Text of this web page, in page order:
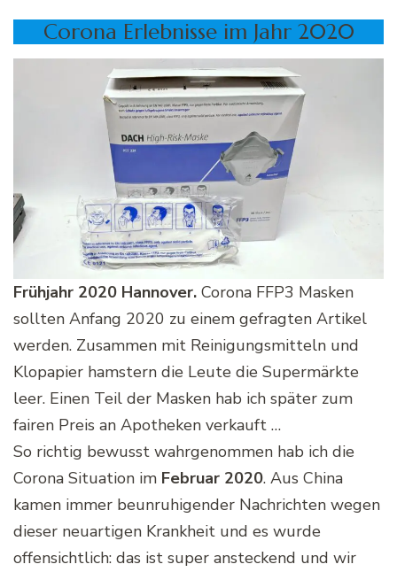
Corona Erlebnisse im Jahr 2020
Frühjahr 2020 Hannover. Corona FFP3 Masken
sollten Anfang 2020 zu einem gefragten Artikel
werden. Zusammen mit Reinigungsmitteln und
Klopapier hamstern die Leute die Supermärkte
leer. Einen Teil der Masken hab ich später zum
fairen Preis an Apotheken verkauft …
So richtig bewusst wahrgenommen hab ich die
Corona Situation im Februar 2020. Aus China
kamen immer beunruhigender Nachrichten wegen
dieser neuartigen Krankheit und es wurde
offensichtlich: das ist super ansteckend und wir